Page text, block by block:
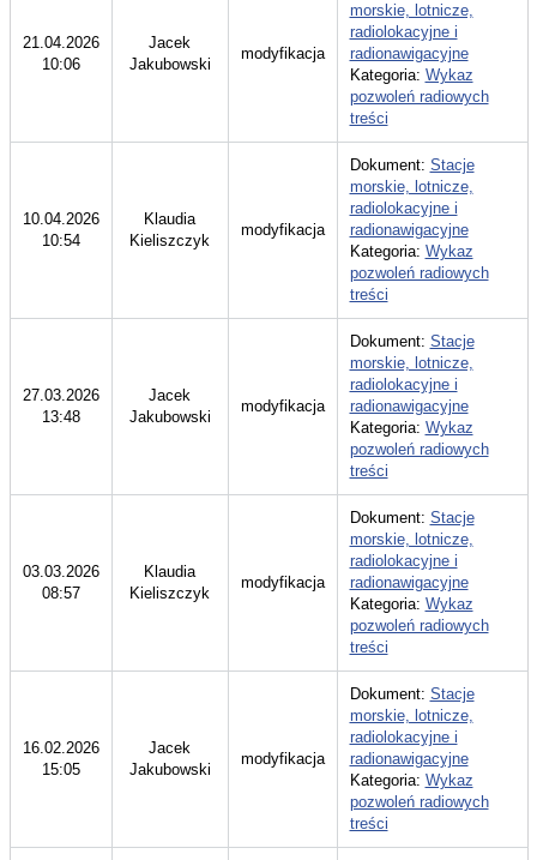
21.04.2026
10:06
Jacek
Jakubowski
modyfikacja
morskie, lotnicze,
radiolokacyjne i
radionawigacyjne
Kategoria: Wykaz
pozwoleń radiowych
treści
10.04.2026
10:54
Klaudia
Kieliszczyk
modyfikacja
Dokument: Stacje
morskie, lotnicze,
radiolokacyjne i
radionawigacyjne
Kategoria: Wykaz
pozwoleń radiowych
treści
27.03.2026
13:48
Jacek
Jakubowski
modyfikacja
Dokument: Stacje
morskie, lotnicze,
radiolokacyjne i
radionawigacyjne
Kategoria: Wykaz
pozwoleń radiowych
treści
03.03.2026
08:57
Klaudia
Kieliszczyk
modyfikacja
Dokument: Stacje
morskie, lotnicze,
radiolokacyjne i
radionawigacyjne
Kategoria: Wykaz
pozwoleń radiowych
treści
16.02.2026
15:05
Jacek
Jakubowski
modyfikacja
Dokument: Stacje
morskie, lotnicze,
radiolokacyjne i
radionawigacyjne
Kategoria: Wykaz
pozwoleń radiowych
treści